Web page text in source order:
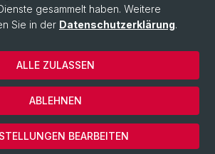
gesammelt haben. Weitere
Sie in der Datenschutzerklärung.
BEARBEITEN
ABLEHNEN
ALLE ZULASSEN